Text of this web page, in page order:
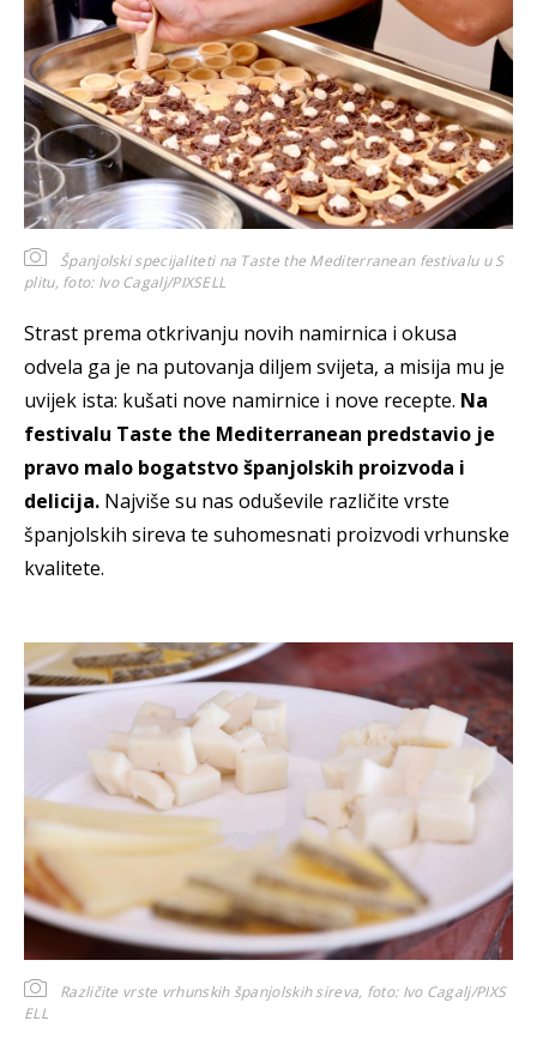
Španjolski specijaliteti na Taste the Mediterranean festivalu u S
plitu, foto: Ivo Cagalj/PIXSELL
Strast prema otkrivanju novih namirnica i okusa
odvela ga je na putovanja diljem svijeta, a misija mu je
uvijek ista: kušati nove namirnice i nove recepte. Na
festivalu Taste the Mediterranean predstavio je
pravo malo bogatstvo španjolskih proizvoda i
delicija. Najviše su nas oduševile različite vrste
španjolskih sireva te suhomesnati proizvodi vrhunske
kvalitete.
Različite vrste vrhunskih španjolskih sireva, foto: Ivo Cagalj/PIXS
ELL